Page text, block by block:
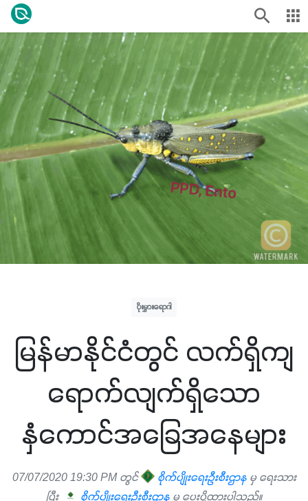
ပိုးမွှားရောဂါ
မြန်မာနိုင်ငံတွင် လက်ရှိကျ
ရောက်လျက်ရှိသော
နှံကောင်အခြေအနေများ
07/07/2020 19:30 PM တွင် စိုက်ပျိုးရေးဦးစီးဌာနမှ ရေးသား
ပြီး
စိုက်ပျိုးရေးဉီးစီးဌာန မှ ပေးပို့ထားပါသည်။